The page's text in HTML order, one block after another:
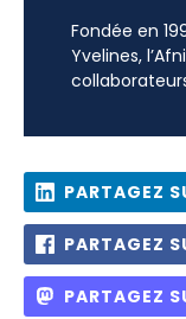
Fondée en
Yvelines,
PARTAGEZ
PARTAGEZ
PARTAGEZ